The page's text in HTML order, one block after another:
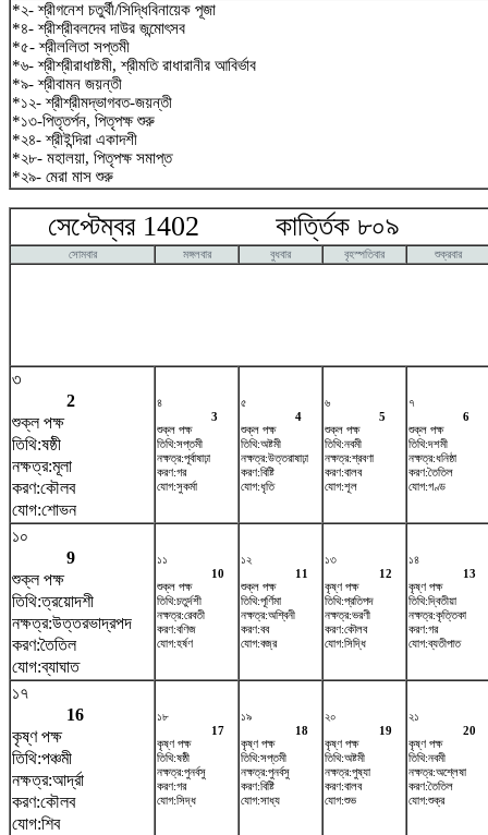
*২- শ্রীগনেশ চতুর্থী/সিদ্ধিবিনায়েক পূজা
*৪- শ্রীশ্রীবলদেব দাউর জন্মোৎসব
*৫- শ্রীললিতা সপ্তমী
*৬- শ্রীশ্রীরাধাষ্টমী, শ্রীমতি রাধারানীর আবির্ভাব
*৯- শ্রীবামন জয়ন্তী
*১২- শ্রীশ্রীমদ্ভাগবত-জয়ন্তী
*১৩-পিতৃতর্পন, পিতৃপক্ষ শুরু
*২৪- শ্রীইন্দিরা একাদশী
*২৮- মহালয়া, পিতৃপক্ষ সমাপ্ত
*২৯- মেরা মাস শুরু
সেপ্টেম্বর 1402 কার্ত্তিক ৮০৯
সোমবার মঙ্গলবার বুধবার বৃহস্পতিবার শুক্রবার
৩
2
শুক্ল পক্ষ
তিথি:ষষ্ঠী
নক্ষত্র:মূলা
করণ:কৌলব
যোগ:শোভন
৪
3
শুক্ল পক্ষ
তিথি:সপ্তমী
নক্ষত্র:পূর্বাষাঢ়া
করণ:গর
যোগ:সুকর্মা
৫
4
শুক্ল পক্ষ
তিথি:অষ্টমী
নক্ষত্র:উত্তরাষাঢ়া
করণ:বিষ্টি
যোগ:ধৃতি
৬
5
শুক্ল পক্ষ
তিথি:নবমী
নক্ষত্র:শ্রবণা
করণ:বালব
যোগ:শূল
৭
6
শুক্ল পক্ষ
তিথি:দশমী
নক্ষত্র:ধনিষ্ঠা
করণ:তৈতিল
যোগ:গণ্ড
১০
9
শুক্ল পক্ষ
তিথি:ত্রয়োদশী
নক্ষত্র:উত্তরভাদ্রপদ
করণ:তৈতিল
যোগ:ব্যাঘাত
১১
10
শুক্ল পক্ষ
তিথি:চতুর্দশী
নক্ষত্র:রেবতী
করণ:বণিজ
যোগ:হর্ষণ
১২
11
শুক্ল পক্ষ
তিথি:পূর্ণিমা
নক্ষত্র:অশ্বিনী
করণ:বব
যোগ:বজ্র
১৩
12
কৃষ্ণ পক্ষ
তিথি:প্রতিপদ
নক্ষত্র:ভরণী
করণ:কৌলব
যোগ:সিদ্ধি
১৪
13
কৃষ্ণ পক্ষ
তিথি:দ্বিতীয়া
নক্ষত্র:কৃত্তিকা
করণ:গর
যোগ:ব্যতীপাত
১৭
16
কৃষ্ণ পক্ষ
তিথি:পঞ্চমী
নক্ষত্র:আর্দ্রা
করণ:কৌলব
যোগ:শিব
১৮
17
কৃষ্ণ পক্ষ
তিথি:ষষ্ঠী
নক্ষত্র:পুনর্বসু
করণ:গর
যোগ:সিদ্ধ
১৯
18
কৃষ্ণ পক্ষ
তিথি:সপ্তমী
নক্ষত্র:পুনর্বসু
করণ:বিষ্টি
যোগ:সাধ্য
২০
19
কৃষ্ণ পক্ষ
তিথি:অষ্টমী
নক্ষত্র:পুষ্যা
করণ:বালব
যোগ:শুভ
২১
20
কৃষ্ণ পক্ষ
তিথি:নবমী
নক্ষত্র:অশ্লেষা
করণ:তৈতিল
যোগ:শুক্র